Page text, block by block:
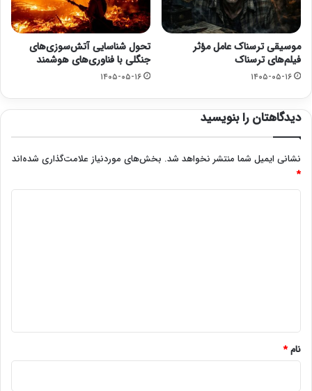
موسیقی ترسناک عامل مؤثر
فیلم‌های ترسناک
۱۴۰۵-۰۵-۱۶
تحول شناسایی آتش‌سوزی‌های
جنگلی با فناوری‌های هوشمند
۱۴۰۵-۰۵-۱۶
دیدگاهتان را بنویسید
نشانی ایمیل شما منتشر نخواهد شد. بخش‌های موردنیاز علامت‌گذاری شده‌اند
*
نام*